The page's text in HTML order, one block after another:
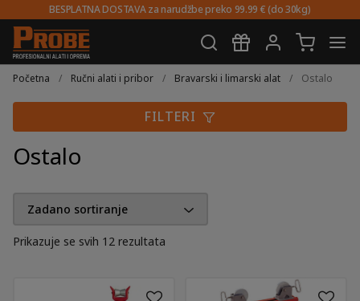
BESPLATNA DOSTAVA za narudžbe preko 99.99 € (do 30kg)
Preskoči
na
Skoči
do
Početna / Ručni alati i pribor / Bravarski i limarski alat / Ostalo
Ostalo
Prikazuje se svih 12 rezultata
FILTERI